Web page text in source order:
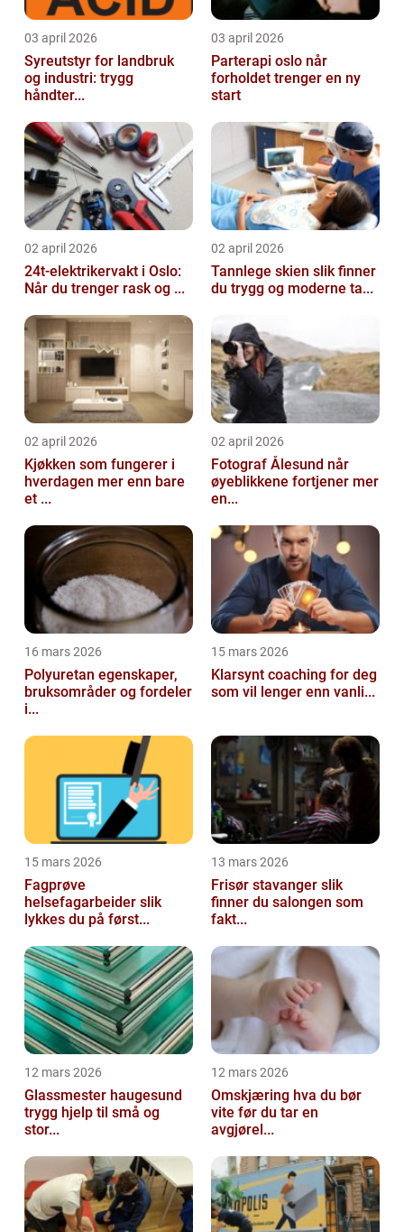
03 april 2026
Syreutstyr for landbruk
og industri: trygg
håndter...
03 april 2026
Parterapi oslo når
forholdet trenger en ny
start
02 april 2026
24t-elektrikervakt i Oslo:
Når du trenger rask og ...
02 april 2026
Tannlege skien slik finner
du trygg og moderne ta...
02 april 2026
Kjøkken som fungerer i
hverdagen mer enn bare
et ...
02 april 2026
Fotograf Ålesund når
øyeblikkene fortjener mer
en...
16 mars 2026
Polyuretan egenskaper,
bruksområder og fordeler
i...
15 mars 2026
Klarsynt coaching for deg
som vil lenger enn vanli...
15 mars 2026
Fagprøve
helsefagarbeider slik
lykkes du på først...
13 mars 2026
Frisør stavanger slik
finner du salongen som
fakt...
12 mars 2026
Glassmester haugesund
trygg hjelp til små og
stor...
12 mars 2026
Omskjæring hva du bør
vite før du tar en
avgjørel...